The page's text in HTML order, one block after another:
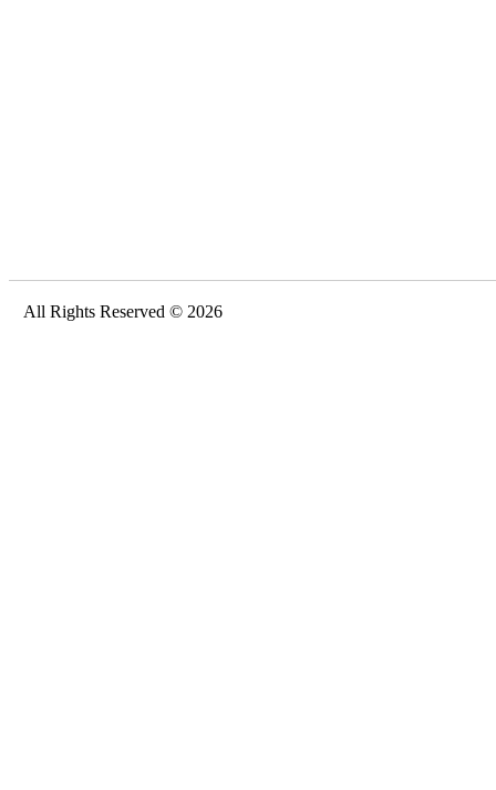
All Rights Reserved © 2026